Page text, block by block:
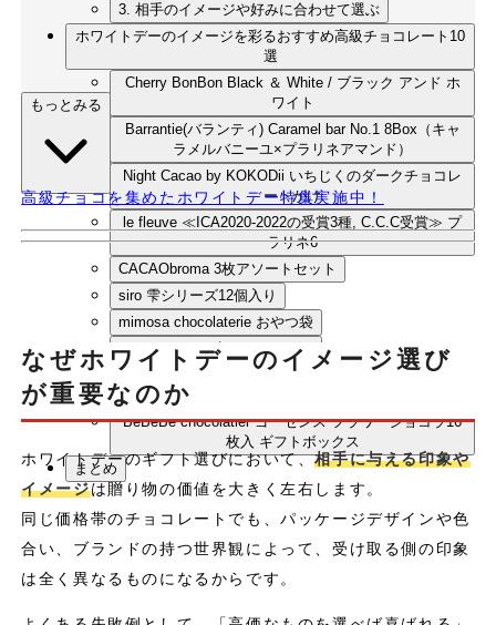
3. 相手のイメージや好みに合わせて選ぶ
ホワイトデーのイメージを彩るおすすめ高級チョコレート10
選
Cherry BonBon Black ＆ White / ブラック アンド ホ
ワイト
Barrantie(バランティ) Caramel bar No.1 8Box（キャ
ラメルバニーユ×プラリネアマンド）
Night Cacao by KOKODii いちじくのダークチョコレ
ートがけ
le fleuve ≪ICA2020-2022の受賞3種, C.C.C受賞≫ プ
ラリネ6
CACAObroma 3枚アソートセット
siro 雫シリーズ12個入り
mimosa chocolaterie おやつ袋
Ripple sweets 生チョコレート
きよ泉 【リニューアル】宇治のチョコレート【抹
茶・ほうじ茶】4枚入り×5箱セット
BeBeBe chocolatier ゴーセンス フラワーショコラ16
枚入 ギフトボックス
まとめ
もっとみる
高級チョコを集めたホワイトデー特集実施中！
なぜホワイトデーのイメージ選び
が重要なのか
ホワイトデーのギフト選びにおいて、相手に与える印象や
イメージは贈り物の価値を大きく左右します。
同じ価格帯のチョコレートでも、パッケージデザインや色
合い、ブランドの持つ世界観によって、受け取る側の印象
は全く異なるものになるからです。